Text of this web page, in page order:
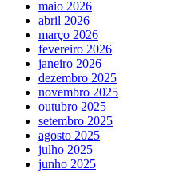
maio 2026
abril 2026
março 2026
fevereiro 2026
janeiro 2026
dezembro 2025
novembro 2025
outubro 2025
setembro 2025
agosto 2025
julho 2025
junho 2025